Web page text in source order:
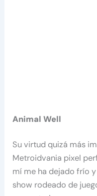
Animal Well
Su virtud quizá más
Metroidvania pixel
mí me ha dejado frío
show rodeado de